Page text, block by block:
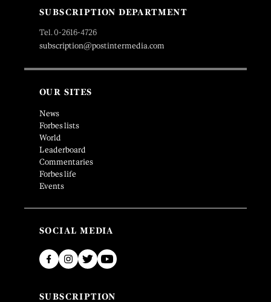
SUBSCRIPTION DEPARTMENT
Tel. 0-2616-4726
subscription@postintermedia.com
OUR SITES
News
Forbes lists
World
Leaderboard
Commentaries
Forbes life
Events
SOCIAL MEDIA
SUBSCRIPTION